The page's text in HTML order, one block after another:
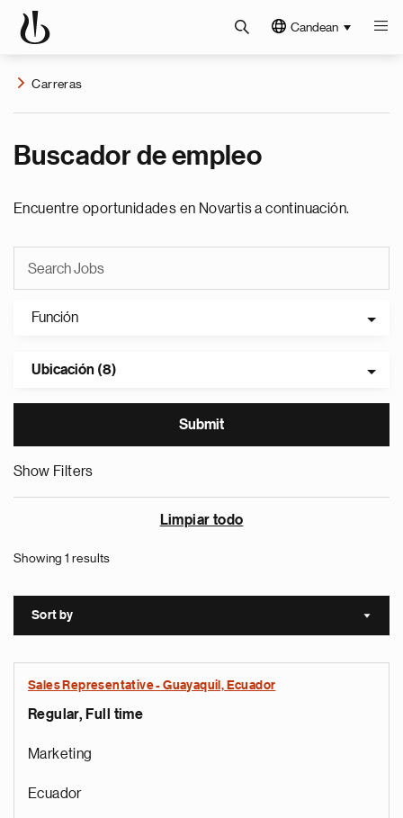
Candean
Carreras
Buscador de empleo
Encuentre oportunidades en Novartis a continuación.
Función
Ubicación (8)
Show Filters
Limpiar todo
Showing 1 results
Sort by Sort
Sales Representative - Guayaquil, Ecuador
Regular, Full time
Marketing
Ecuador